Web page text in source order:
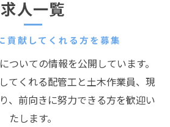
貢献してくれる方を募集
求人一覧
ついての情報を公開しています。
てくれる配管工と土木作業員、現
、前向きに努力できる方を歓迎い
たします。